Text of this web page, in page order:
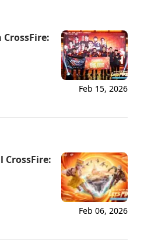
CrossFire:
Feb 15, 2026
CrossFire:
Feb 06, 2026